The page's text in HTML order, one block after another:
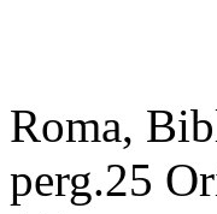
Roma,
perg.25